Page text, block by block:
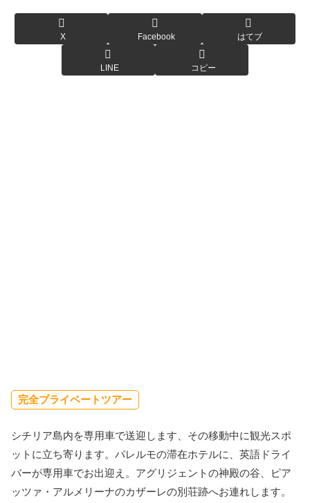
X Facebook はてブ
LINE コピー
完全プライベートツアー
シチリア島内を専用車で送迎します、その移動中に観光スポ
ットに立ち寄ります。パレルモの滞在ホテルに、英語ドライ
バーが専用車でお出迎え。アグリジェントの神殿の谷、ピア
ッツァ・アルメリーナのカザーレの別荘跡へお連れします。